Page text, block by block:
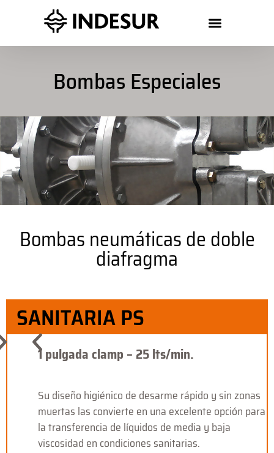
Bombas Especiales
Bombas neumáticas de doble
diafragma
SANITARIA PS
1 pulgada clamp – 25 lts/min.
Su diseño higiénico de desarme rápido y sin zonas
muertas las convierte en una excelente opción para
la transferencia de líquidos de media y baja
viscosidad en condiciones sanitarias.